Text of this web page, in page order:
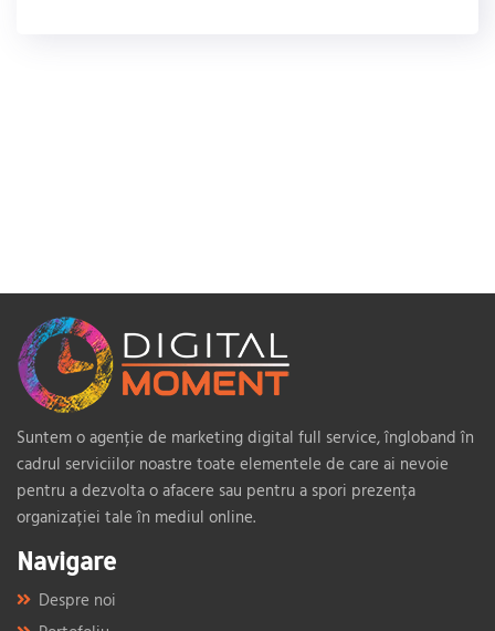
Suntem o agenție de marketing digital full service, îngloband în
cadrul serviciilor noastre toate elementele de care ai nevoie
pentru a dezvolta o afacere sau pentru a spori prezența
organizației tale în mediul online.
Navigare
Despre noi